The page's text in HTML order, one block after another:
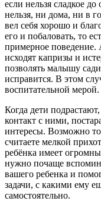
если нельзя сладкое до
нельзя, ни дома, ни в
вел себя хорошо и
его и побаловать, то
примерное поведение.
исходят капризы и
позволять малышу
исправится. В этом
воспитательной мерой.
Когда дети
контакт с ними,
интересы. Возможно
считаете мелкой
ребёнка имеет
нужно почаще
вашего ребенка и
задачи, с какими ему
самостоятельно.